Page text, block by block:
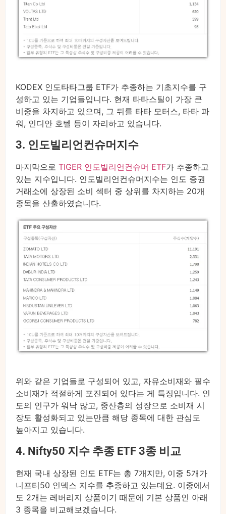
KODEX 인도타타그룹 ETF가 추종하는 기초지수를 구
성하고 있는 기업들입니다. 현재 타타스틸이 가장 큰
비중을 차지하고 있으며, 그 뒤를 타타 모터스, 타타 파
워, 인디안 호텔 등이 자리하고 있습니다.
3. 인도빌리언컨슈머지수
마지막으로 TIGER 인도빌리언컨슈머 ETF가 추종하고
있는 지수입니다. 인도빌리언컨슈머지수는 인도 증권
거래소에 상장된 소비 섹터 중 상위를 차지하는 20개
종목을 산출하였습니다.
위와 같은 기업들로 구성되어 있고, 자유소비재와 필수
소비재가 적절하게 포진되어 있다는 게 특징입니다. 인
도의 인구가 워낙 많고, 중산층의 성장으로 소비재 시
장도 활성화되고 있는만큼 해당 종목에 대한 관심도
높아지고 있습니다.
4. Nifty50 지수 추종 ETF 3종 비교
현재 국내 상장된 인도 ETF는 총 7개지만, 이중 5개가
니프티50 인덱스 지수를 추종하고 있는데요. 이중에서
도 2개는 레버리지 상품이기 때문에 기본 상품인 아래
3 종목을 비교해보겠습니다.